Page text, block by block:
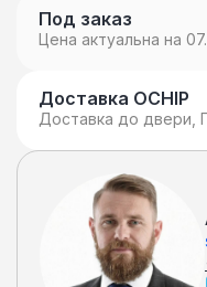
Под заказ
Цена актуальна на
Доставка OCHIP
Доставка до двери,